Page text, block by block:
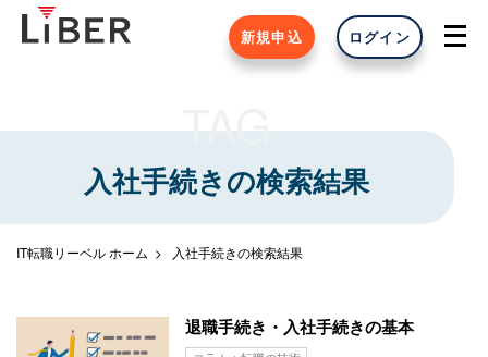
新規申込 ログイン
TAG
入社手続きの検索結果
IT転職リーベル ホーム 入社手続きの検索結果
退職手続き・入社手続きの基本